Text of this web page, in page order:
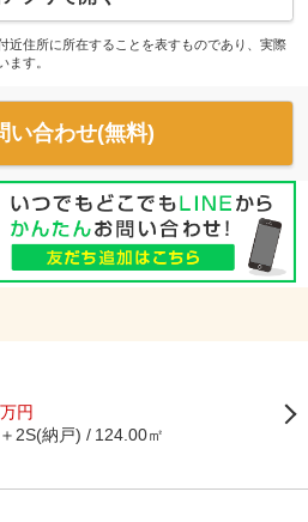
住所に所在することを表すものであり、実際
ます。
い合わせ(無料)
円
2S(納戸) 124.00㎡